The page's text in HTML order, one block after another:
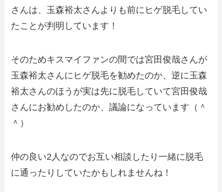
さんは、玉森裕太さんよりも前にヒゲ脱毛してい
たことが判明しています！
そのためキスマイファンの間では宮田俊哉さんが
玉森裕太さんにヒゲ脱毛を勧めたのか、逆に玉森
裕太さんのほうが実は先に脱毛していて宮田俊哉
さんにお勧めしたのか、議論になっています（＾
＾）
仲の良い2人なのでお互い相談したり一緒に脱毛
に通ったりしていたかもしれませんね！